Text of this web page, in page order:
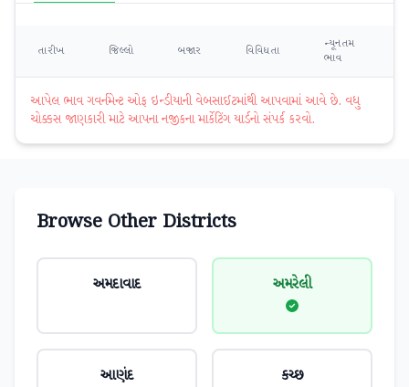
તારીખ જિલ્લો બજાર વિવિધતા
ન્યૂનતમ
ભાવ
આપેલ ભાવ ગવર્નમેન્ટ ઓફ ઇન્ડીયાની વેબસાઈટમાંથી આપવામાં આવે છે. વધુ
ચોક્કસ જાણકારી માટે આપના નજીકના માર્કેટિંગ યાર્ડનો સંપર્ક કરવો.
Browse Other Districts
અમદાવાદ અમરેલી
આણંદ કચ્છ